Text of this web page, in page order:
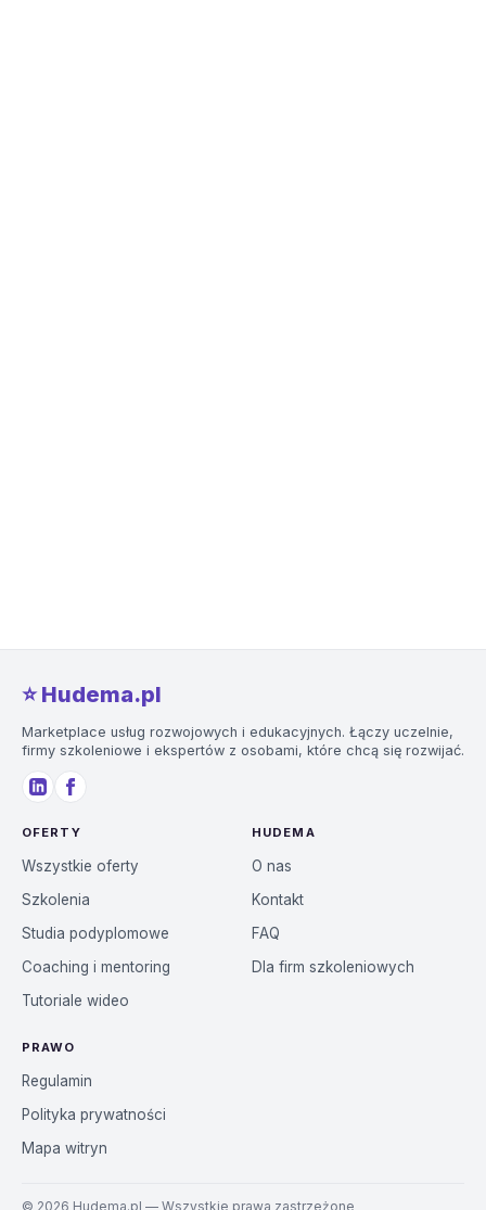
⭐️ Hudema.pl
Marketplace usług rozwojowych i edukacyjnych. Łączy uczelnie,
firmy szkoleniowe i ekspertów z osobami, które chcą się rozwijać.
OFERTY
Wszystkie oferty
Szkolenia
Studia podyplomowe
Coaching i mentoring
Tutoriale wideo
HUDEMA
O nas
Kontakt
FAQ
Dla firm szkoleniowych
PRAWO
Regulamin
Polityka prywatności
Mapa witryn
© 2026 Hudema.pl — Wszystkie prawa zastrzeżone